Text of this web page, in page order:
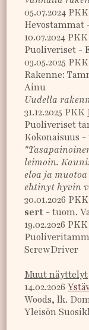
05.07.2024
10.07.2024 PKK
Puoliveriset -
03.05.2025 PKK
Rakenne:
Ainu
Uudella
31.12.2025 PKK
Puoliveriset
Kokonaisuus -
leimoin.
eloa ja
ehtinyt hyvin
30.01.2026
sert - tuom.
19.02.2026
ScrewDriver
Muut näyttelyt
14.02.2026
Woods, lk.
Yleisön